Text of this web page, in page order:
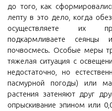
до того, как
лепту в это дело, когда
осуществляете их
подкармливаете
почвосмесь. Особые меры
тяжелая ситуация с
недостаточно, но
пасмурной погоды) или
растения затеняют друг
опрыскивание эпином или